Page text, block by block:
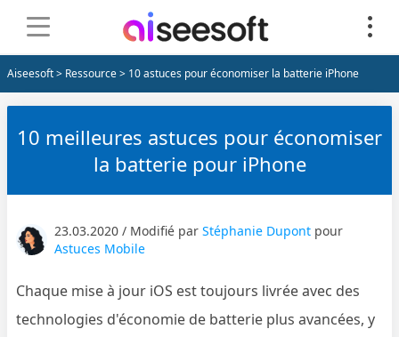
Aiseesoft> Ressource> 10 astuces pour économiser la batterie iPhone
10 meilleures astuces pour économiser
la batterie pour iPhone
23.03.2020 / Modifié parStéphanie Dupont pour
Astuces Mobile
Chaque mise à jour iOS est toujours livrée avec des
technologies d'économie de batterie plus avancées, y